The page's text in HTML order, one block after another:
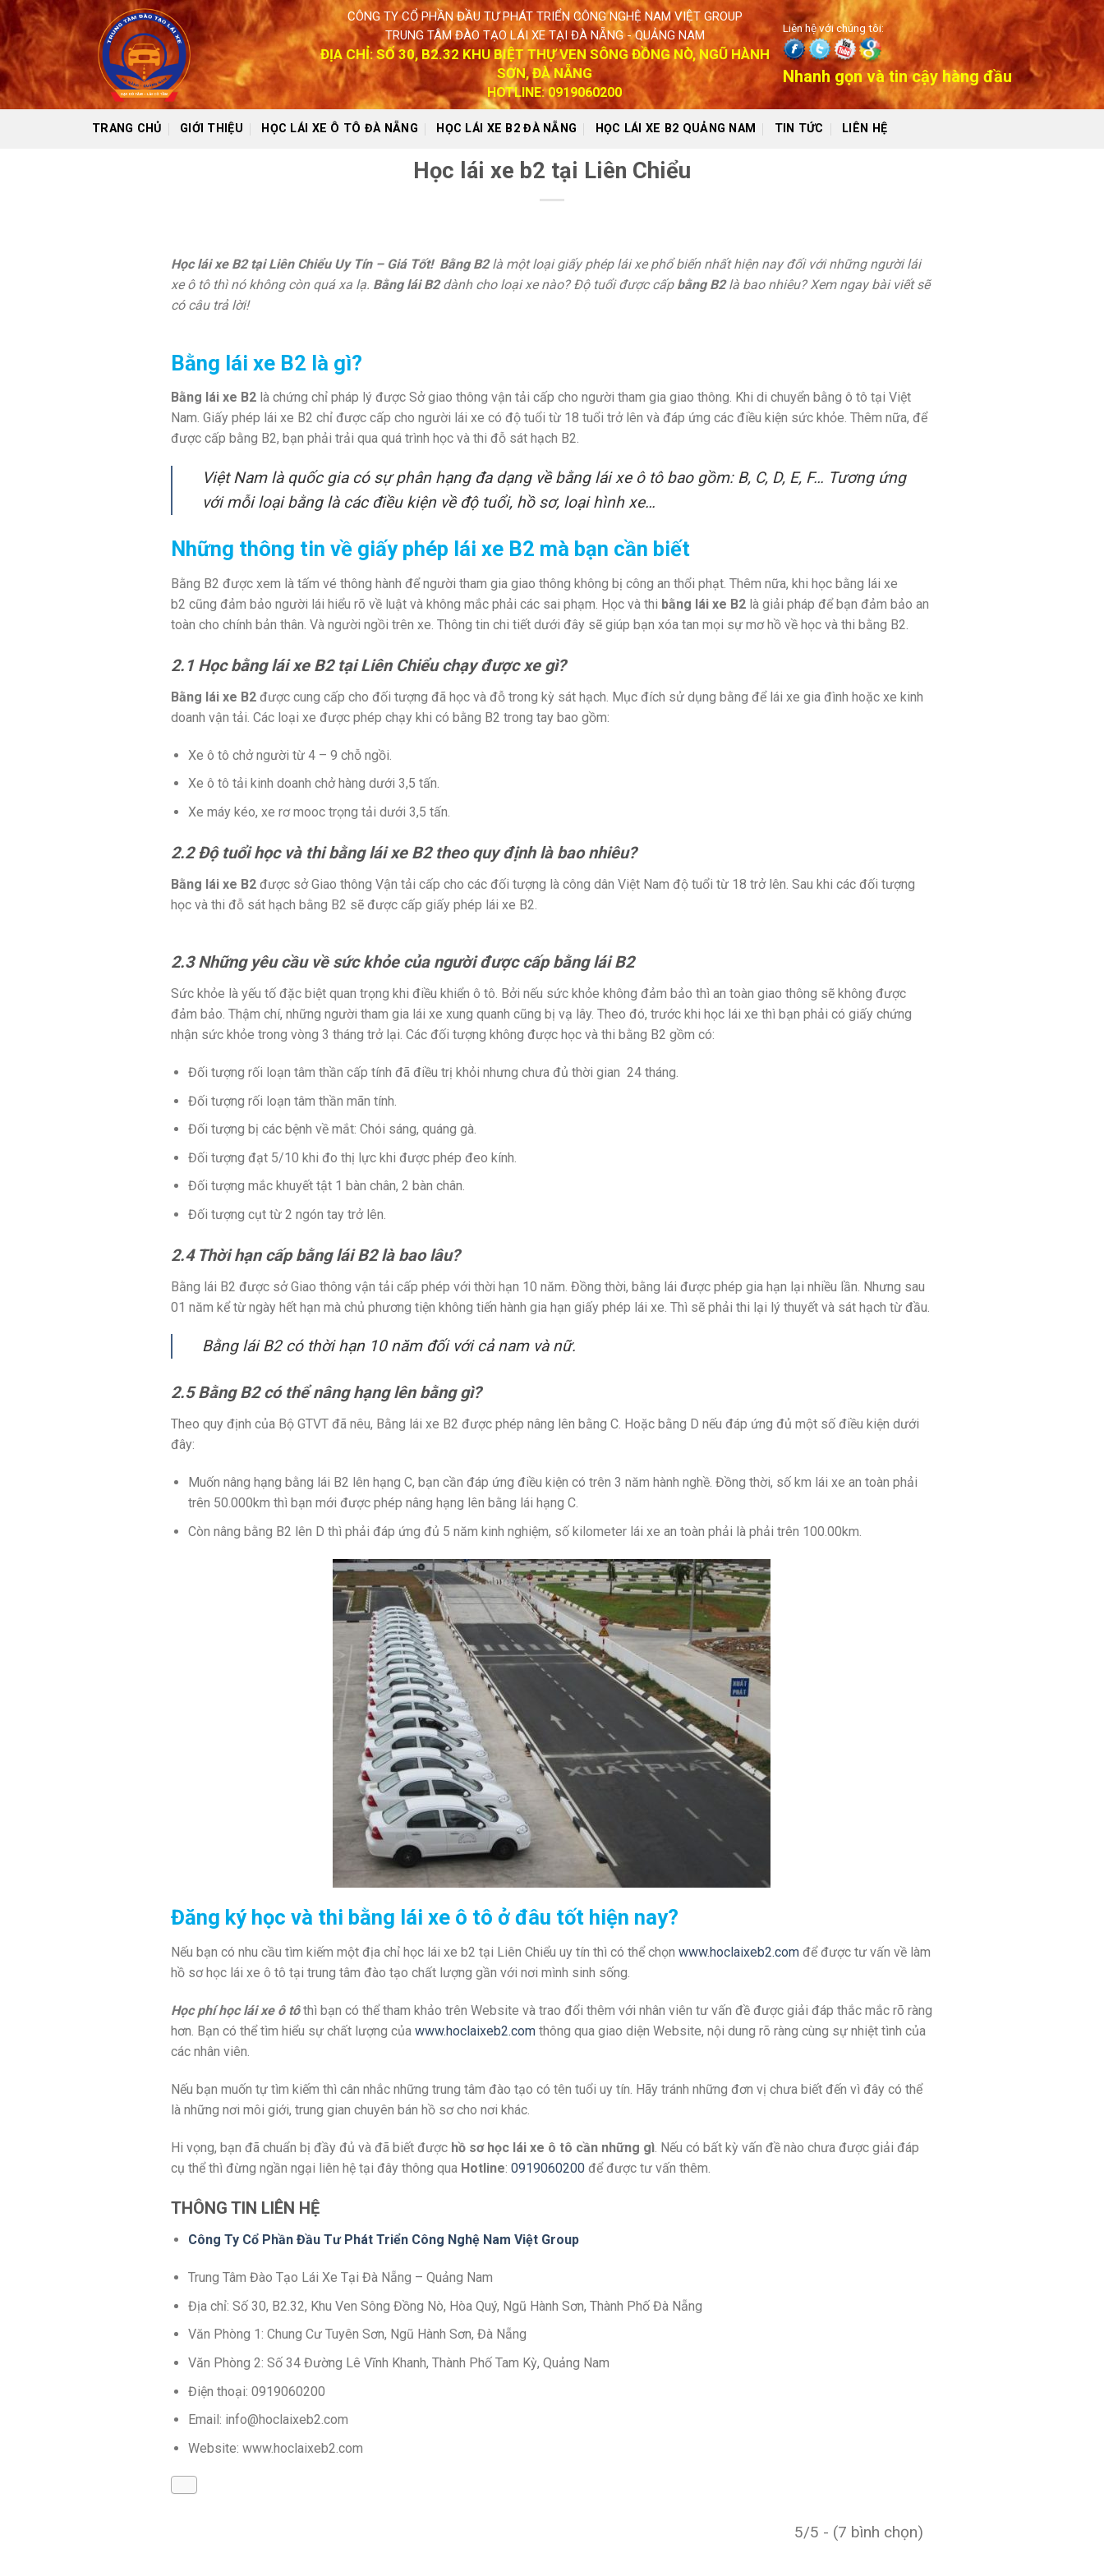
Skip
to
content
CÔNG TY CỔ PHẦN ĐẦU TƯ PHÁT TRIỂN CÔNG NGHỆ NAM VIỆT GROUP
TRUNG TÂM ĐÀO TẠO LÁI XE TẠI ĐÀ NẴNG - QUẢNG NAM
ĐỊA CHỈ: SỐ 30, B2.32 KHU BIỆT THỰ VEN SÔNG ĐỒNG NÒ, NGŨ HÀNH
SƠN, ĐÀ NẴNG
HOTLINE: 0919060200
Liên hệ với chúng tôi:
Nhanh gọn và tin cậy hàng đầu
TRANG CHỦ GIỚI THIỆU HỌC LÁI XE Ô TÔ ĐÀ NẴNG HỌC LÁI XE B2 ĐÀ NẴNG HỌC LÁI XE B2 QUẢNG NAM TIN TỨC LIÊN HỆ
Học lái xe b2 tại Liên Chiểu
Học lái xe B2 tại Liên Chiểu Uy Tín – Giá Tốt! Bằng B2là một loại giấy phép lái xe phổ biến nhất hiện nay đối với những người lái
xe ô tô thì nó không còn quá xa lạ. Bằng lái B2dành cho loại xe nào? Độ tuổi được cấp bằng B2là bao nhiêu? Xem ngay bài viết sẽ
có câu trả lời!
Bằng lái xe B2 là gì?
Bằng lái xe B2là chứng chỉ pháp lý được Sở giao thông vận tải cấp cho người tham gia giao thông. Khi di chuyển bằng ô tô tại Việt
Nam. Giấy phép lái xe B2 chỉ được cấp cho người lái xe có độ tuổi từ 18 tuổi trở lên và đáp ứng các điều kiện sức khỏe. Thêm nữa, để
được cấp bằng B2, bạn phải trải qua quá trình học và thi đỗ sát hạch B2.
Việt Nam là quốc gia có sự phân hạng đa dạng về bằng lái xe ô tô bao gồm: B, C, D, E, F… Tương ứng
với mỗi loại bằng là các điều kiện về độ tuổi, hồ sơ, loại hình xe…
Những thông tin về giấy phép lái xe B2 mà bạn cần biết
Bằng B2 được xem là tấm vé thông hành để người tham gia giao thông không bị công an thổi phạt. Thêm nữa, khi học bằng lái xe
b2 cũng đảm bảo người lái hiểu rõ về luật và không mắc phải các sai phạm. Học và thi bằng lái xe B2là giải pháp để bạn đảm bảo an
toàn cho chính bản thân. Và người ngồi trên xe. Thông tin chi tiết dưới đây sẽ giúp bạn xóa tan mọi sự mơ hồ về học và thi bằng B2.
2.1 Học bằng lái xe B2 tại Liên Chiểu chạy được xe gì?
Bằng lái xe B2được cung cấp cho đối tượng đã học và đỗ trong kỳ sát hạch. Mục đích sử dụng bằng để lái xe gia đình hoặc xe kinh
doanh vận tải. Các loại xe được phép chạy khi có bằng B2 trong tay bao gồm:
Xe ô tô chở người từ 4 – 9 chỗ ngồi.
Xe ô tô tải kinh doanh chở hàng dưới 3,5 tấn.
Xe máy kéo, xe rơ mooc trọng tải dưới 3,5 tấn.
2.2 Độ tuổi học và thi bằng lái xe B2 theo quy định là bao nhiêu?
Bằng lái xe B2được sở Giao thông Vận tải cấp cho các đối tượng là công dân Việt Nam độ tuổi từ 18 trở lên. Sau khi các đối tượng
học và thi đỗ sát hạch bằng B2 sẽ được cấp giấy phép lái xe B2.
2.3 Những yêu cầu về sức khỏe của người được cấp bằng lái B2
Sức khỏe là yếu tố đặc biệt quan trọng khi điều khiển ô tô. Bởi nếu sức khỏe không đảm bảo thì an toàn giao thông sẽ không được
đảm bảo. Thậm chí, những người tham gia lái xe xung quanh cũng bị vạ lây. Theo đó, trước khi học lái xe thì bạn phải có giấy chứng
nhận sức khỏe trong vòng 3 tháng trở lại. Các đối tượng không được học và thi bằng B2 gồm có:
Đối tượng rối loạn tâm thần cấp tính đã điều trị khỏi nhưng chưa đủ thời gian 24 tháng.
Đối tượng rối loạn tâm thần mãn tính.
Đối tượng bị các bệnh về mắt: Chói sáng, quáng gà.
Đối tượng đạt 5/10 khi đo thị lực khi được phép đeo kính.
Đối tượng mắc khuyết tật 1 bàn chân, 2 bàn chân.
Đối tượng cụt từ 2 ngón tay trở lên.
2.4 Thời hạn cấp bằng lái B2 là bao lâu?
Bằng lái B2 được sở Giao thông vận tải cấp phép với thời hạn 10 năm. Đồng thời, bằng lái được phép gia hạn lại nhiều lần. Nhưng sau
01 năm kể từ ngày hết hạn mà chủ phương tiện không tiến hành gia hạn giấy phép lái xe. Thì sẽ phải thi lại lý thuyết và sát hạch từ đầu.
Bằng lái B2 có thời hạn 10 năm đối với cả nam và nữ.
2.5 Bằng B2 có thể nâng hạng lên bằng gì?
Theo quy định của Bộ GTVT đã nêu, Bằng lái xe B2 được phép nâng lên bằng C. Hoặc bằng D nếu đáp ứng đủ một số điều kiện dưới
đây:
Muốn nâng hạng bằng lái B2 lên hạng C, bạn cần đáp ứng điều kiện có trên 3 năm hành nghề. Đồng thời, số km lái xe an toàn phải
trên 50.000km thì bạn mới được phép nâng hạng lên bằng lái hạng C.
Còn nâng bằng B2 lên D thì phải đáp ứng đủ 5 năm kinh nghiệm, số kilometer lái xe an toàn phải là phải trên 100.00km.
Đăng ký học và thi bằng lái xe ô tô ở đâu tốt hiện nay?
Nếu bạn có nhu cầu tìm kiếm một địa chỉ học lái xe b2 tại Liên Chiểu uy tín thì có thể chọn www.hoclaixeb2.comđể được tư vấn về làm
hồ sơ học lái xe ô tô tại trung tâm đào tạo chất lượng gần với nơi mình sinh sống.
Học phí học lái xe ô tôthì bạn có thể tham khảo trên Website và trao đổi thêm với nhân viên tư vấn đề được giải đáp thắc mắc rõ ràng
hơn. Bạn có thể tìm hiểu sự chất lượng của www.hoclaixeb2.comthông qua giao diện Website, nội dung rõ ràng cùng sự nhiệt tình của
các nhân viên.
Nếu bạn muốn tự tìm kiếm thì cân nhắc những trung tâm đào tạo có tên tuổi uy tín. Hãy tránh những đơn vị chưa biết đến vì đây có thể
là những nơi môi giới, trung gian chuyên bán hồ sơ cho nơi khác.
Hi vọng, bạn đã chuẩn bị đầy đủ và đã biết được hồ sơ học lái xe ô tô cần những gì. Nếu có bất kỳ vấn đề nào chưa được giải đáp
cụ thể thì đừng ngần ngại liên hệ tại đây thông qua Hotline: 0919060200 để được tư vấn thêm.
THÔNG TIN LIÊN HỆ
Công Ty Cổ Phần Đầu Tư Phát Triển Công Nghệ Nam Việt Group
Trung Tâm Đào Tạo Lái Xe Tại Đà Nẵng – Quảng Nam
Địa chỉ: Số 30, B2.32, Khu Ven Sông Đồng Nò, Hòa Quý, Ngũ Hành Sơn, Thành Phố Đà Nẵng
Văn Phòng 1: Chung Cư Tuyên Sơn, Ngũ Hành Sơn, Đà Nẵng
Văn Phòng 2: Số 34 Đường Lê Vĩnh Khanh, Thành Phố Tam Kỳ, Quảng Nam
Điện thoại: 0919060200
Email: info@hoclaixeb2.com
Website: www.hoclaixeb2.com
5/5 - (7 bình chọn)